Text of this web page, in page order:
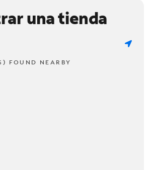
una tienda
FOUND NEARBY